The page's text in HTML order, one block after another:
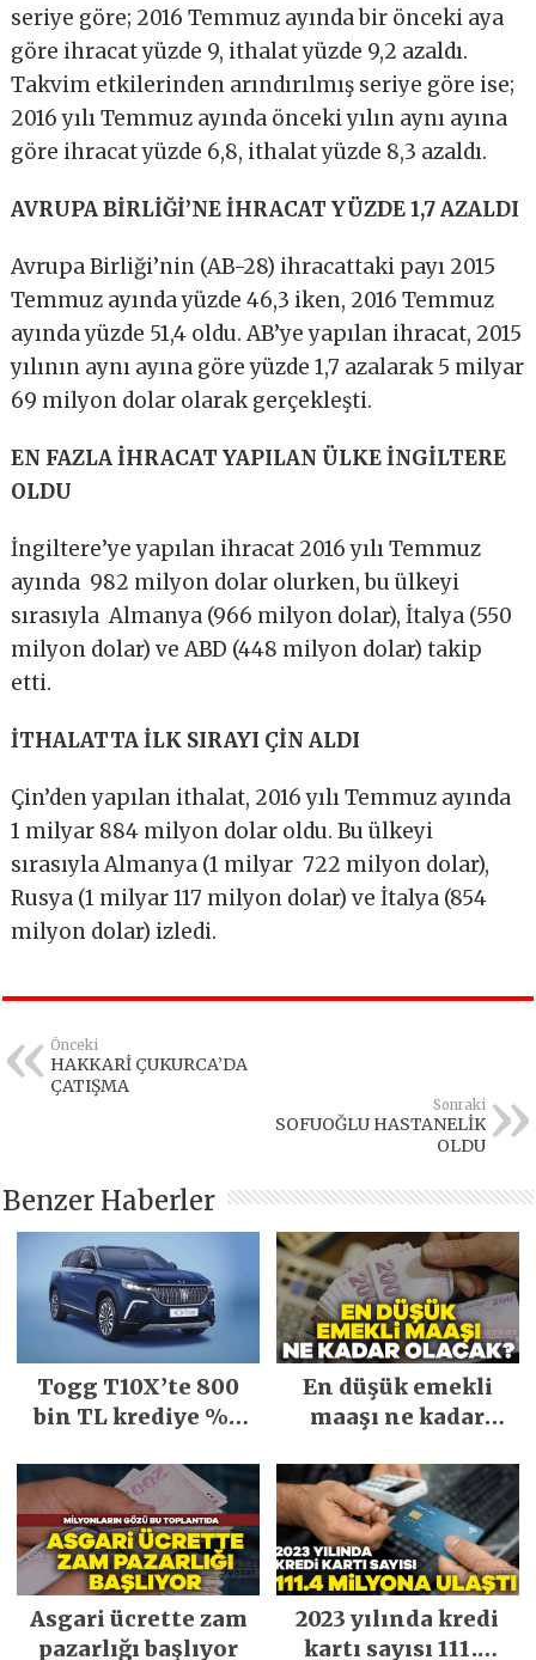
seriye göre; 2016 Temmuz ayında bir önceki aya
göre ihracat yüzde 9, ithalat yüzde 9,2 azaldı.
Takvim etkilerinden arındırılmış seriye göre ise;
2016 yılı Temmuz ayında önceki yılın aynı ayına
göre ihracat yüzde 6,8, ithalat yüzde 8,3 azaldı.
AVRUPA BİRLİĞİ’NE İHRACAT YÜZDE 1,7 AZALDI
Avrupa Birliği’nin (AB-28) ihracattaki payı 2015
Temmuz ayında yüzde 46,3 iken, 2016 Temmuz
ayında yüzde 51,4 oldu. AB’ye yapılan ihracat, 2015
yılının aynı ayına göre yüzde 1,7 azalarak 5 milyar
69 milyon dolar olarak gerçekleşti.
EN FAZLA İHRACAT YAPILAN ÜLKE İNGİLTERE
OLDU
İngiltere’ye yapılan ihracat 2016 yılı Temmuz
ayında 982 milyon dolar olurken, bu ülkeyi
sırasıyla Almanya (966 milyon dolar), İtalya (550
milyon dolar) ve ABD (448 milyon dolar) takip
etti.
İTHALATTA İLK SIRAYI ÇİN ALDI
Çin’den yapılan ithalat, 2016 yılı Temmuz ayında
1 milyar 884 milyon dolar oldu. Bu ülkeyi
sırasıyla Almanya (1 milyar 722 milyon dolar),
Rusya (1 milyar 117 milyon dolar) ve İtalya (854
milyon dolar) izledi.
Önceki
HAKKARİ ÇUKURCA’DA
ÇATIŞMA
Sonraki
SOFUOĞLU HASTANELİK
OLDU
Benzer Haberler
Togg T10X’te 800
bin TL krediye %0
En düşük emekli
maaşı ne kadar
Asgari ücrette zam
pazarlığı başlıyor
2023 yılında kredi
kartı sayısı 111.4